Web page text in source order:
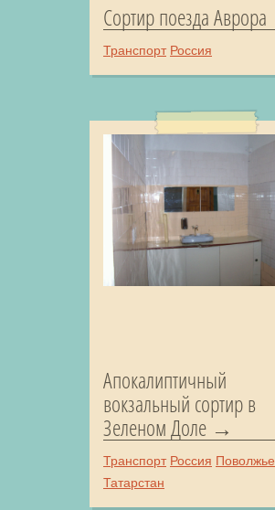
Сортир поезда Аврора
Транспорт Россия
Апокалиптичный
вокзальный сортир в
Зеленом Доле
Транспорт Россия Поволжье
Татарстан